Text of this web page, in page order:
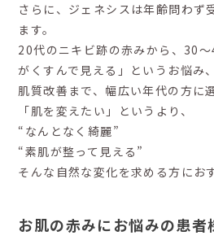
さらに、ジェネシスは年齢問わず
ます。
20代のニキビ跡の赤みから、30
がくすんで見える」というお悩み
肌質改善まで、幅広い年代の方に
「肌を変えたい」というより、
“なんとなく綺麗”
“素肌が整って見える”
そんな自然な変化を求める方にお
お肌の赤みにお悩みの患者